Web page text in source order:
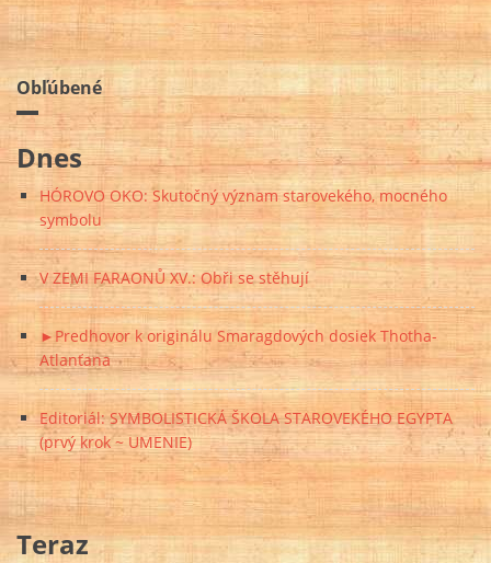
Obľúbené
Dnes
HÓROVO OKO: Skutočný význam starovekého, mocného
symbolu
V ZEMI FARAONŮ XV.: Obři se stěhují
►Predhovor k originálu Smaragdových dosiek Thotha-
Atlanťana
Editoriál: SYMBOLISTICKÁ ŠKOLA STAROVEKÉHO EGYPTA
(prvý krok ~ UMENIE)
Teraz